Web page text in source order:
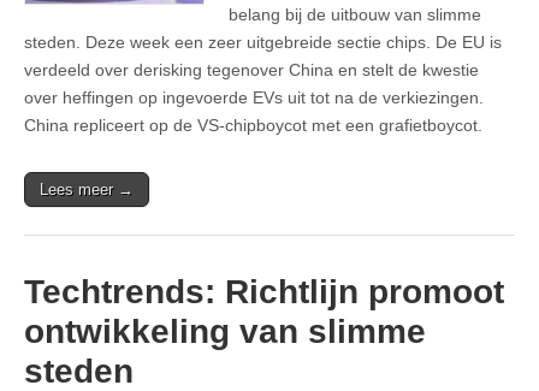
belang bij de uitbouw van slimme
steden. Deze week een zeer uitgebreide sectie chips. De EU is
verdeeld over derisking tegenover China en stelt de kwestie
over heffingen op ingevoerde EVs uit tot na de verkiezingen.
China repliceert op de VS-chipboycot met een grafietboycot.
Lees meer →
Techtrends: Richtlijn promoot
ontwikkeling van slimme
steden